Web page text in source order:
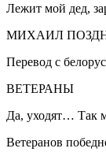
Лежит мой дед,
МИХАИЛ
Перевод с
ВЕТЕРАНЫ
Да, уходят… Так
Ветеранов